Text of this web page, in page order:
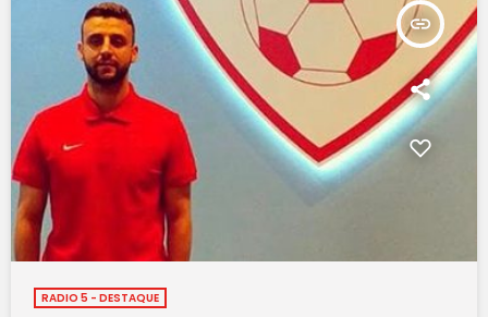
insert_link
RADIO 5 - DESTAQUE